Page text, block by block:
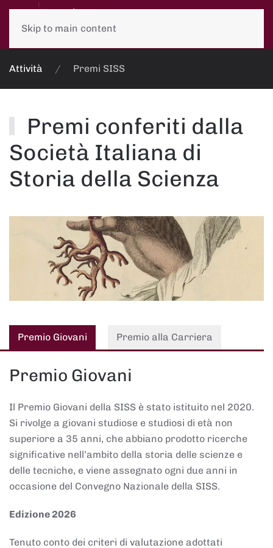
Skip to main content
Attività Premi SISS
Premi conferiti dalla
Società Italiana di
Storia della Scienza
Premio Giovani Premio alla Carriera
Premio Giovani
Il Premio Giovani della SISS è stato istituito nel 2020.
Si rivolge a giovani studiose e studiosi di età non
superiore a 35 anni, che abbiano prodotto ricerche
significative nell’ambito della storia delle scienze e
delle tecniche, e viene assegnato ogni due anni in
occasione del Convegno Nazionale della SISS.
Edizione 2026
Tenuto conto dei criteri di valutazione adottati